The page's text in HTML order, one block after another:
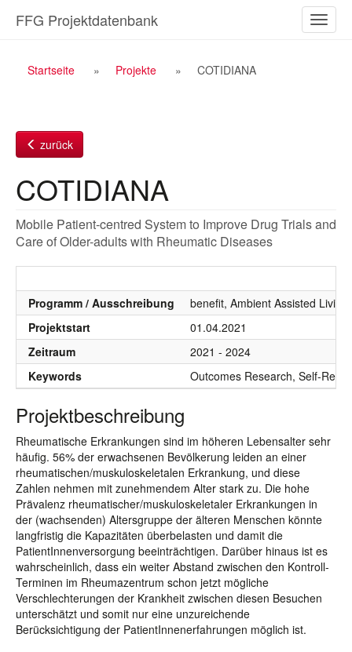
Inhalt
ein-/
FFG Projektdatenbank
Breadcrumb
Startseite Projekte COTIDIANA
zurück
COTIDIANA
Mobile Patient-centred System to Improve Drug Trials and
Care of Older-adults with Rheumatic Diseases
Programm / Ausschreibung
benefit, Ambient Assisted
Projektstart
01.04.2021
Zeitraum
2021 - 2024
Keywords
Outcomes Research, Self-
Projektbeschreibung
Rheumatische Erkrankungen sind im höheren Lebensalter sehr
häufig. 56% der erwachsenen Bevölkerung leiden an einer
rheumatischen/muskuloskeletalen Erkrankung, und diese
Zahlen nehmen mit zunehmendem Alter stark zu. Die hohe
Prävalenz rheumatischer/muskuloskeletaler Erkrankungen in
der (wachsenden) Altersgruppe der älteren Menschen könnte
langfristig die Kapazitäten überbelasten und damit die
PatientInnenversorgung beeinträchtigen. Darüber hinaus ist es
wahrscheinlich, dass ein weiter Abstand zwischen den Kontroll-
Terminen im Rheumazentrum schon jetzt mögliche
Verschlechterungen der Krankheit zwischen diesen Besuchen
unterschätzt und somit nur eine unzureichende
Berücksichtigung der PatientInnenerfahrungen möglich ist.